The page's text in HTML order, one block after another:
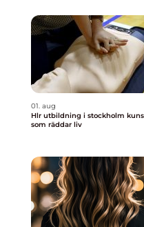
01. aug
Hlr utbildning i stockholm kunskap
som räddar liv